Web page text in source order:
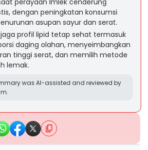
perayaan Imlek cenderung
dengan peningkatan konsumsi
asupan sayur dan serat.
profil lipid tetap sehat termasuk
daging olahan, menyeimbangkan
tinggi serat, dan memilih metode
lemak.
was AI-assisted and reviewed by